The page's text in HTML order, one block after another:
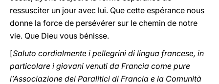
ressusciter un jour avec lui. Que cette espérance nous
donne la force de persévérer sur le chemin de notre
vie. Que Dieu vous bénisse.
[Saluto cordialmente i pellegrini di lingua francese, in
particolare i giovani venuti da Francia come pure
l’Associazione dei Paralitici di Francia e la Comunità